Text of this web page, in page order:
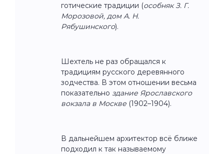
готические традиции (особняк З. Г.
Морозовой, дом А. Н.
Рябушинского).
Шехтель не раз обращался к
традициям русского деревянного
зодчества. В этом отношении весьма
показательно здание Ярославского
вокзала в Москве (1902–1904).
В дальнейшем архитектор всё ближе
подходил к так называемому